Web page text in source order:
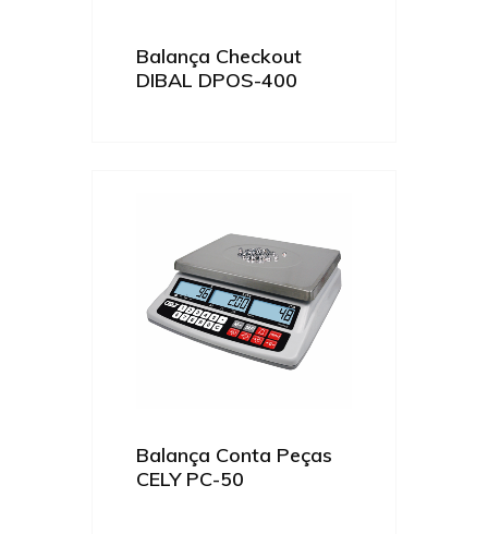
Balança Checkout
DIBAL DPOS-400
Balança Conta Peças
CELY PC-50